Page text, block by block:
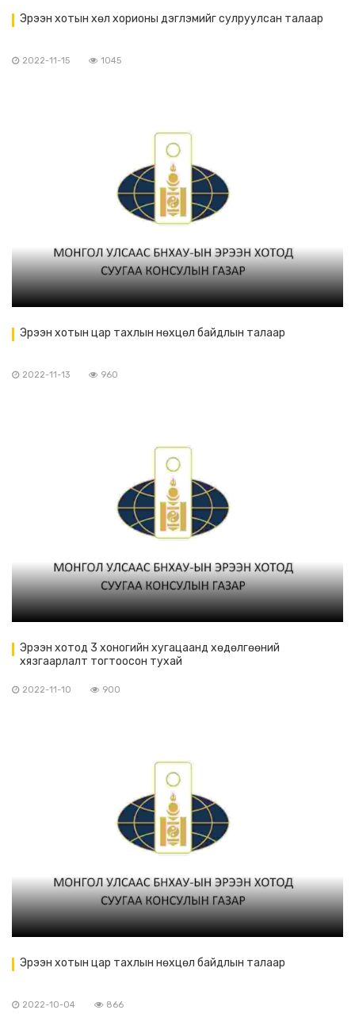
Эрээн хотын хөл хорионы дэглэмийг сулруулсан талаар
2022-11-15 1045
Эрээн хотын цар тахлын нөхцөл байдлын талаар
2022-11-13 960
Эрээн хотод 3 хоногийн хугацаанд хөдөлгөөний
хязгаарлалт тогтоосон тухай
2022-11-10 900
Эрээн хотын цар тахлын нөхцөл байдлын талаар
2022-10-04 866